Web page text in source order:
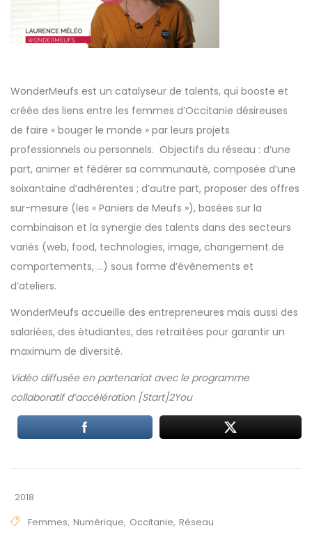
WonderMeufs est un catalyseur de talents, qui booste et
créée des liens entre les femmes d’Occitanie désireuses
de faire « bouger le monde » par leurs projets
professionnels ou personnels. Objectifs du réseau : d’une
part, animer et fédérer sa communauté, composée d’une
soixantaine d’adhérentes ; d’autre part, proposer des offres
sur-mesure (les « Paniers de Meufs »), basées sur la
combinaison et la synergie des talents dans des secteurs
variés (web, food, technologies, image, changement de
comportements, …) sous forme d’évènements et
d’ateliers.
WonderMeufs accueille des entrepreneures mais aussi des
salariées, des étudiantes, des retraitées pour garantir un
maximum de diversité.
Vidéo diffusée en partenariat avec le programme
collaboratif d’accélération [Start]2You
2018
Femmes, Numérique, Occitanie, Réseau